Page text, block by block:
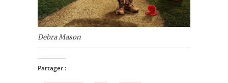
Debra Mason
Partager :